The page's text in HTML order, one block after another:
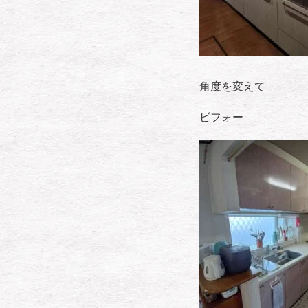
角度を変えて
ビフォー